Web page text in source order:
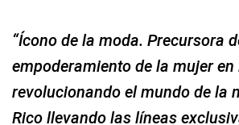
“Ícono de la moda. Precursora
empoderamiento de la mujer en
revolucionando el mundo de la
Rico llevando las líneas